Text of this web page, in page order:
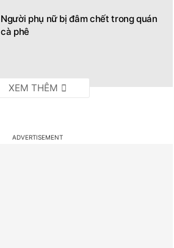
Người phụ nữ bị đâm chết trong quán
cà phê